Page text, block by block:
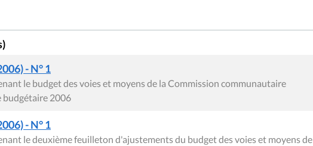
- N° 1
le budget des voies et moyens de la Commission communautaire
budgétaire 2006
- N° 1
le deuxième feuilleton d'ajustements du budget des voies et moyens de